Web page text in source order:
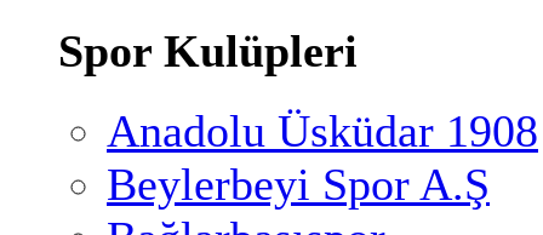
Spor Kulüpleri
Anadolu Üsküdar 1908
Beylerbeyi Spor A.Ş